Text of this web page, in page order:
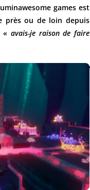
games est
près ou de loin depuis
« avais-je raison de faire